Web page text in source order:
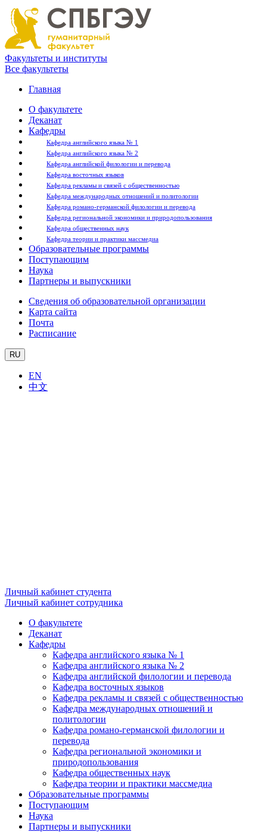
Факультеты и институты
Все факультеты
Главная
О факультете
Деканат
Кафедры
Кафедра английского языка № 1
Кафедра английского языка № 2
Кафедра английской филологии и перевода
Кафедра восточных языков
Кафедра рекламы и связей с общественностью
Кафедра международных отношений и политологии
Кафедра романо-германской филологии и перевода
Кафедра региональной экономики и природопользования
Кафедра общественных наук
Кафедра теории и практики массмедиа
Образовательные программы
Поступающим
Наука
Партнеры и выпускники
Сведения об образовательной организации
Карта сайта
Почта
Расписание
RU
EN
中文
Личный кабинет студента
Личный кабинет сотрудника
О факультете
Деканат
Кафедры
Кафедра английского языка № 1
Кафедра английского языка № 2
Кафедра английской филологии и перевода
Кафедра восточных языков
Кафедра рекламы и связей с общественностью
Кафедра международных отношений и
политологии
Кафедра романо-германской филологии и
перевода
Кафедра региональной экономики и
природопользования
Кафедра общественных наук
Кафедра теории и практики массмедиа
Образовательные программы
Поступающим
Наука
Партнеры и выпускники